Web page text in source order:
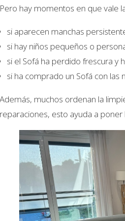
Pero hay momentos en que vale
si aparecen manchas
si hay niños pequeños o
si el Sofá ha perdido frescura y
si ha comprado un Sofá con las
Además, muchos ordenan la
reparaciones, esto ayuda a